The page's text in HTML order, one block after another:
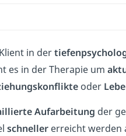
in der
es in der Therapie um
oder
Aufarbeitung der
schneller erreicht werden